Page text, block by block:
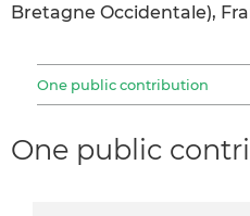
Bretagne Occidentale),
One public contribution
One public